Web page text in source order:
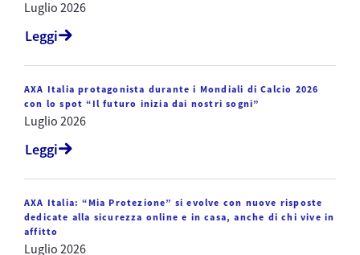
Luglio 2026
Leggi
AXA Italia protagonista durante i Mondiali di Calcio 2026
con lo spot “Il futuro inizia dai nostri sogni”
Luglio 2026
Leggi
AXA Italia: “Mia Protezione” si evolve con nuove risposte
dedicate alla sicurezza online e in casa, anche di chi vive in
affitto
Luglio 2026